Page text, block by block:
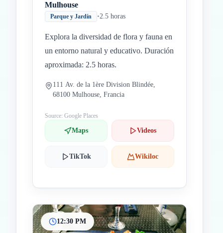
Mulhouse
Parque y Jardín •2.5 horas
Explora la diversidad de flora y fauna en
un entorno natural y educativo. Duración
aproximada: 2.5 horas.
111 Av. de la 1ère Division Blindée,
68100 Mulhouse, Francia
Source: Google Places
Maps Videos
TikTok Wikiloc
12:30 PM